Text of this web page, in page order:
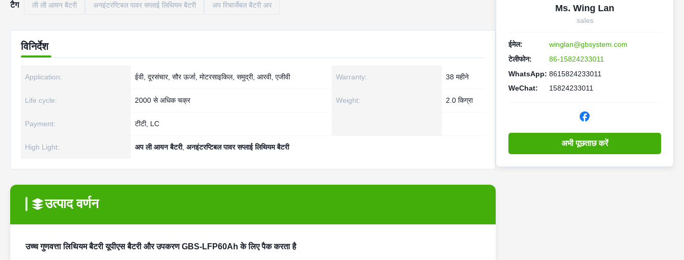
टैग ली ली आयन बैटरी अनइंटरप्टिबल पावर सप्लाई लिथियम बैटरी अप रिचार्जेबल बैटरी अप
विनिर्देश
Application: ईवी, दूरसंचार, सौर ऊर्जा, मोटरसाइकिल, समुद्री, आरवी, एजीवी Warranty: 38 महीने
Life cycle: 2000 से अधिक चक्र Weight: 2.0 किग्रा
Payment: टीटी, LC
High Light: अप ली आयन बैटरी, अनइंटरप्टिबल पावर सप्लाई लिथियम बैटरी
उत्पाद वर्णन
उच्च गुणवत्ता लिथियम बैटरी यूपीएस बैटरी और उपकरण GBS-LFP60Ah के लिए पैक करता है
Ms. Wing Lan
sales
ईमेल:
winglan@gbsystem.com
टेलीफोन:
86-15824233011
WhatsApp: 8615824233011
WeChat:
15824233011
अभी पूछताछ करें